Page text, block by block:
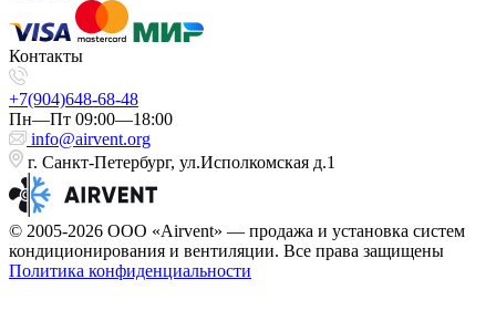
Контакты
+7(904)648-68-48
Пн—Пт 09:00—18:00
info@airvent.org
г. Санкт-Петербург, ул.Исполкомская д.1
© 2005-2026 ООО «Airvent» — продажа и установка систем
кондиционирования и вентиляции. Все права защищены
Политика конфиденциальности